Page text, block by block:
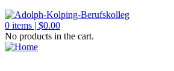
0 items | $0.00
No products in the cart.